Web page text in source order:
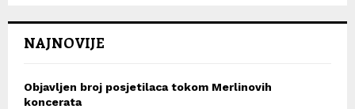
NAJNOVIJE
Objavljen broj posjetilaca tokom Merlinovih
koncerata